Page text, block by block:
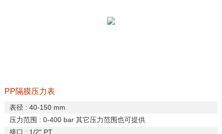
PP隔膜压力表
表径: 40-150 mm
压力范围 : 0-400 bar 其它压力范围也可提供
接口 : 1/2" PT